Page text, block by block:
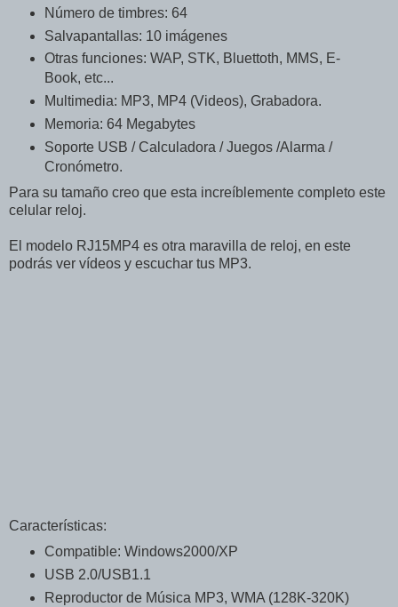
Número de timbres: 64
Salvapantallas: 10 imágenes
Otras funciones: WAP, STK, Bluettoth, MMS, E-
Book, etc...
Multimedia: MP3, MP4 (Videos), Grabadora.
Memoria: 64 Megabytes
Soporte USB / Calculadora / Juegos /Alarma /
Cronómetro.
Para su tamaño creo que esta increíblemente completo este
celular reloj.
El modelo RJ15MP4 es otra maravilla de reloj, en este
podrás ver vídeos y escuchar tus MP3.
Características:
Compatible: Windows2000/XP
USB 2.0/USB1.1
Reproductor de Música MP3, WMA (128K-320K)